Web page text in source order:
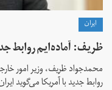
ايران
ظریف: آماده‌ایم روابط
محمدجواد ظریف،‌ وزیر امور
روابط جدید با آمریکا می‌گوید